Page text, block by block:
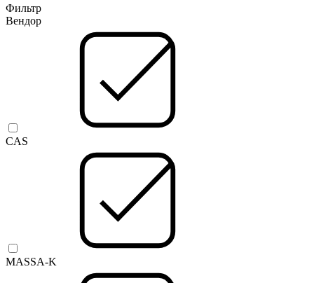
Фильтр
Вендор
CAS
MASSA-K